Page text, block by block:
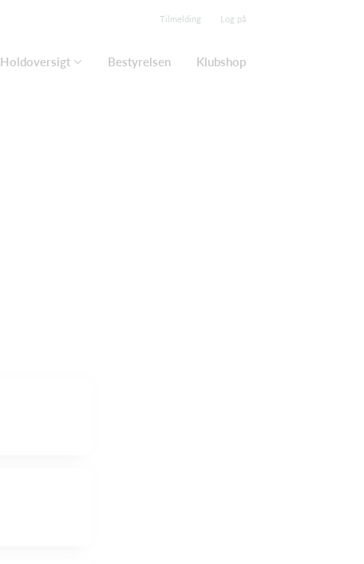
Tilmelding Log på
Holdoversigt Bestyrelsen Klubshop